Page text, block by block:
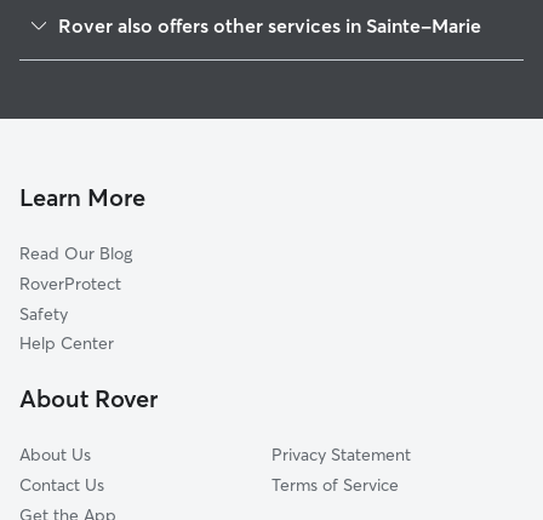
Lévis, QC
Québec, QC
Saint-Augustin-de-Desmaures, QC
Saint-Antoine-de-Tilly, QC
Neuville, QC
Château-Richer, QC
Rover also offers other services in Sainte-Marie
Cat Sitting in Sainte-Marie
Learn More
Read Our Blog
RoverProtect
Safety
Help Center
About Rover
About Us
Contact Us
Get the App
Privacy Statement
Terms of Service